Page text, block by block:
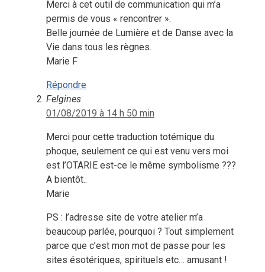
Merci à cet outil de communication qui m’a
permis de vous « rencontrer ».
Belle journée de Lumière et de Danse avec la
Vie dans tous les règnes.
Marie F
Répondre
Felgines
01/08/2019 à 14 h 50 min
Merci pour cette traduction totémique du
phoque, seulement ce qui est venu vers moi
est l’OTARIE est-ce le même symbolisme ???
A bientôt..
Marie
PS : l’adresse site de votre atelier m’a
beaucoup parlée, pourquoi ? Tout simplement
parce que c’est mon mot de passe pour les
sites ésotériques, spirituels etc… amusant !